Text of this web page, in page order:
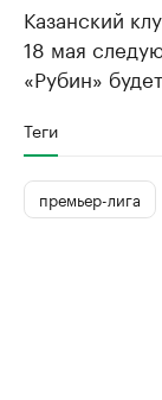
Казанский
18 мая
«Рубин»
Теги
премьер-лига